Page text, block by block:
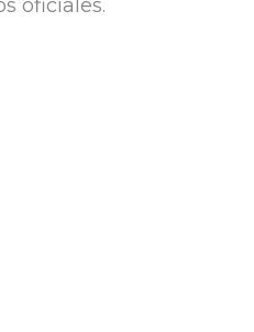
oficiales.